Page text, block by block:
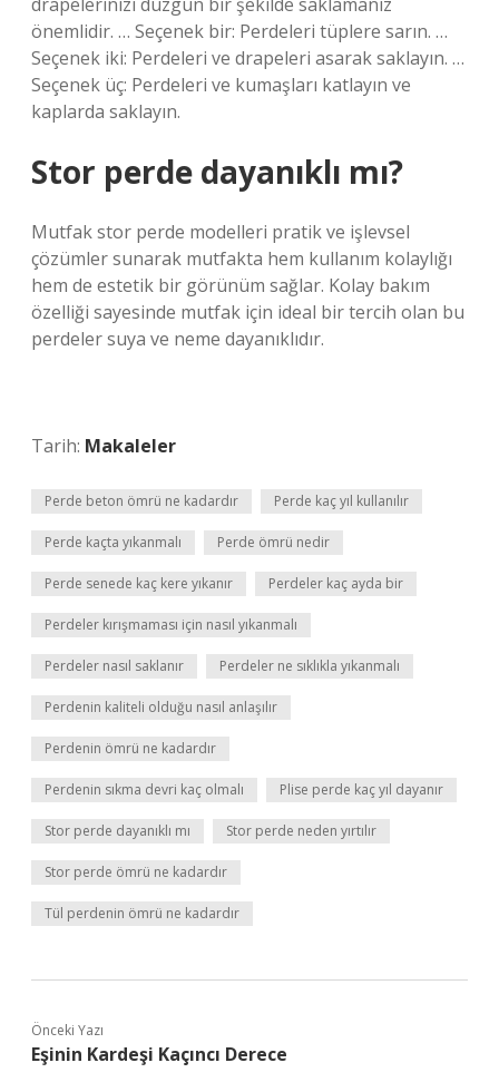
önemlidir. … Seçenek bir: Perdeleri tüplere sarın. …
Seçenek iki: Perdeleri ve drapeleri asarak saklayın. …
Seçenek üç: Perdeleri ve kumaşları katlayın ve
kaplarda saklayın.
Stor perde dayanıklı mı?
Mutfak stor perde modelleri pratik ve işlevsel
çözümler sunarak mutfakta hem kullanım kolaylığı
hem de estetik bir görünüm sağlar. Kolay bakım
özelliği sayesinde mutfak için ideal bir tercih olan bu
perdeler suya ve neme dayanıklıdır.
Tarih: Makaleler
Perde beton ömrü ne kadardır Perde kaç yıl kullanılır
Perde kaçta yıkanmalı Perde ömrü nedir
Perde senede kaç kere yıkanır Perdeler kaç ayda bir
Perdeler kırışmaması için nasıl yıkanmalı
Perdeler nasıl saklanır Perdeler ne sıklıkla yıkanmalı
Perdenin kaliteli olduğu nasıl anlaşılır
Perdenin ömrü ne kadardır
Perdenin sıkma devri kaç olmalı Plise perde kaç yıl dayanır
Stor perde dayanıklı mı Stor perde neden yırtılır
Stor perde ömrü ne kadardır
Tül perdenin ömrü ne kadardır
Önceki Yazı
Eşinin Kardeşi Kaçıncı Derece